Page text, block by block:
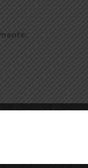
de la ultima luare
în etapa a II-a a